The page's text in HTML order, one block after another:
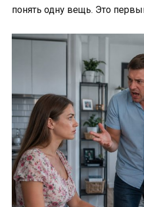
понять одну вещь. Это